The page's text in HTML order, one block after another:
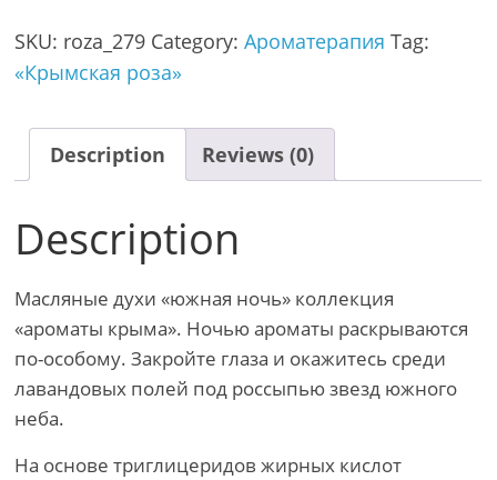
SKU: roza_279 Category:Ароматерапия Tag:
«Крымская роза»
Description Reviews (0)
Description
Масляные духи «южная ночь» коллекция
«ароматы крыма». Ночью ароматы раскрываются
по-особому. Закройте глаза и окажитесь среди
лавандовых полей под россыпью звезд южного
неба.
На основе триглицеридов жирных кислот